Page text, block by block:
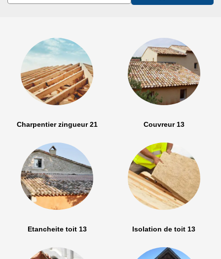
Charpentier zingueur 21 Couvreur 13
Etancheite toit 13 Isolation de toit 13